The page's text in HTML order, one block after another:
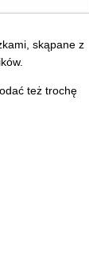
skąpane z
też trochę